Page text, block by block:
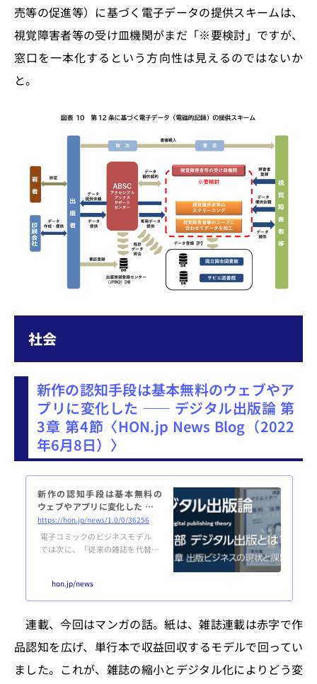
売等の促進等）に基づく電子データの提供スキームは、
視覚障害者等の受け皿機関がまだ「※要検討」ですが、
窓口を一本化するという方向性は見えるのではないか
と。
社会
新作の認知手段は基本無料のウェブやア
プリに変化した ―― デジタル出版論 第
3章 第4節〈HON.jp News Blog（2022
年6月8日）〉
新作の認知手段は基本無料の
ウェブやアプリに変化した ――
デジタル出版論 第3章 第4節
https://hon.jp/news/1.0/0/36256
電子コミックのビジネスモデル
では次に、「従来の雑誌を代替で
ルをさらに深掘りしましょう。こ
こからは再び、「狭義の出版」領
す。ユーザーとコンテンツの接点
をする前に、コンテンツをユー
ザーに届ける仕組みを、もう少し
詳しく説明しておく必要があるで
hon.jp/news
連載、今回はマンガの話。紙は、雑誌連載は赤字で作
品認知を広げ、単行本で収益回収するモデルで回ってい
ました。これが、雑誌の縮小とデジタル化によりどう変